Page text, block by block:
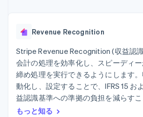
ポーネント
125 以上の決
可能
Terminal
対面支払い
Authorization
Boost
決済成功率の
最適化
Link
スピーディー
Recognition
会計管理の
Stripe
Sigma
カスタムレ
ポート
Data
Pipeline
データの同
業種別
AI 企業
クリエイターエコノ
ゲーム
ホスピタリティ、旅行
のカードを発行
ビスのプロビジョニン
と管理
リソース
Sessions 年次カンファ
採用情報
ニュースルーム
Stripe Press
お問い合わせ
Revenue Recognition
Stripe Revenue Recognition (収益認
会計の処理を効率化し、スピーディ
締め処理を実行できるようにします
動化し、設定することで、IFRS 15 お
益認識基準への準拠の負担を減らすこ
もっと知る